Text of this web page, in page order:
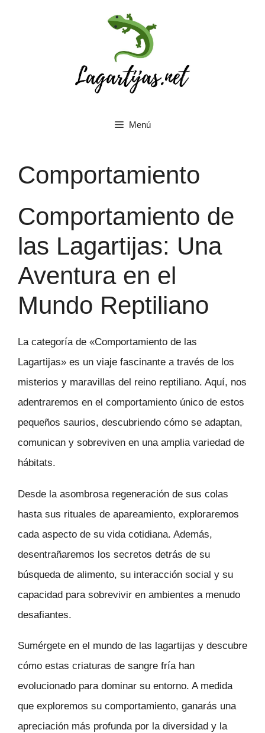
Menú
Comportamiento
Comportamiento de
las Lagartijas: Una
Aventura en el
Mundo Reptiliano
La categoría de «Comportamiento de las
Lagartijas» es un viaje fascinante a través de los
misterios y maravillas del reino reptiliano. Aquí, nos
adentraremos en el comportamiento único de estos
pequeños saurios, descubriendo cómo se adaptan,
comunican y sobreviven en una amplia variedad de
hábitats.
Desde la asombrosa regeneración de sus colas
hasta sus rituales de apareamiento, exploraremos
cada aspecto de su vida cotidiana. Además,
desentrañaremos los secretos detrás de su
búsqueda de alimento, su interacción social y su
capacidad para sobrevivir en ambientes a menudo
desafiantes.
Sumérgete en el mundo de las lagartijas y descubre
cómo estas criaturas de sangre fría han
evolucionado para dominar su entorno. A medida
que exploremos su comportamiento, ganarás una
apreciación más profunda por la diversidad y la